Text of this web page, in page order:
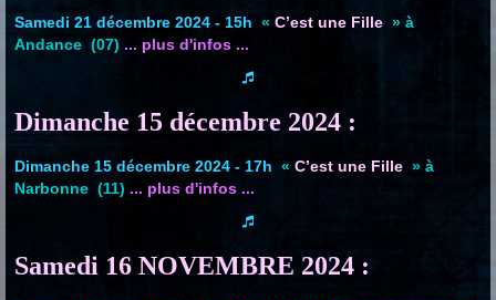
Samedi 21 décembre 2024 - 15h « C’est une Fille » à
Andance (07) ... plus d'infos ...
Dimanche 15 décembre 2024 :
Dimanche 15 décembre 2024 - 17h « C’est une Fille » à
Narbonne (11) ... plus d'infos ...
Samedi 16 NOVEMBRE 2024 :